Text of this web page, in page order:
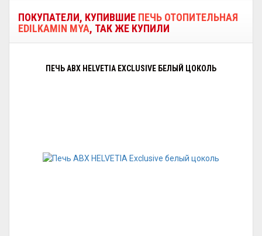
ПОКУПАТЕЛИ, КУПИВШИЕ ПЕЧЬ ОТОПИТЕЛЬНАЯ
EDILKAMIN MYA, ТАК ЖЕ КУПИЛИ
ПЕЧЬ ABX HELVETIA EXCLUSIVE БЕЛЫЙ ЦОКОЛЬ